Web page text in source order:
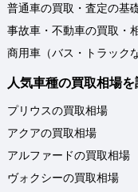
普通車の買取・査定の基
事故車・不動車の買取・
商用車（バス・トラック
人気車種の買取相場を
プリウスの買取相場
アクアの買取相場
アルファードの買取相場
ヴォクシーの買取相場